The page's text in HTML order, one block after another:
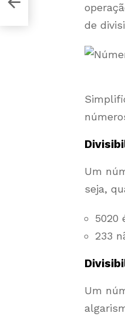
de
Um
seja,
5020
233
Um